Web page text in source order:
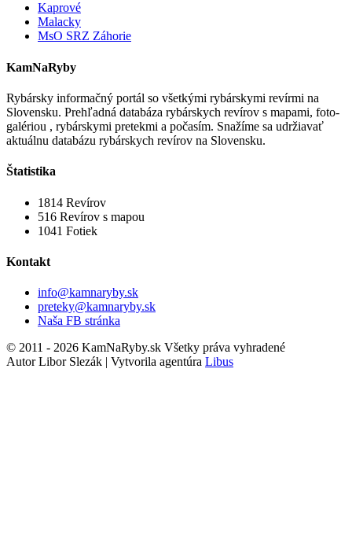
Kaprové
Malacky
MsO SRZ Záhorie
KamNaRyby
Rybársky informačný portál so všetkými rybárskymi revírmi na
Slovensku. Prehľadná databáza rybárskych revírov s mapami, foto-
galériou , rybárskymi pretekmi a počasím. Snažíme sa udržiavať
aktuálnu databázu rybárskych revírov na Slovensku.
Štatistika
1814 Revírov
516 Revírov s mapou
1041 Fotiek
Kontakt
info@kamnaryby.sk
preteky@kamnaryby.sk
Naša FB stránka
© 2011 - 2026 KamNaRyby.sk Všetky práva vyhradené
Autor Libor Slezák | Vytvorila agentúra Libus